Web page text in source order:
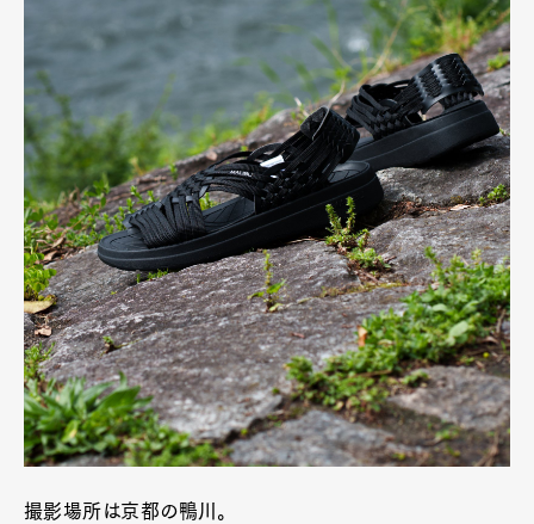
撮影場所は京都の鴨川。